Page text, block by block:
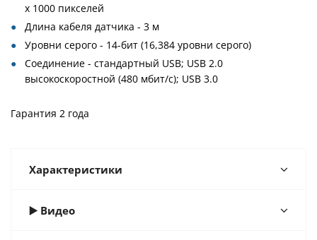
x 1000 пикселей
Длина кабеля датчика - 3 м
Уровни серого - 14-бит (16,384 уровни серого)
Соединение - стандартный USB; USB 2.0
высокоскоростной (480 мбит/с); USB 3.0
Гарантия 2 года
Характеристики
▶️ Видео